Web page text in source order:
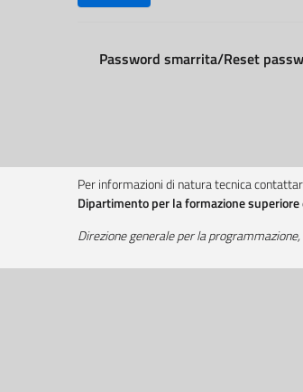
Password smarrita/Reset
Per informazioni di natura tecnica
Dipartimento per la formazione superiore
Direzione generale per la